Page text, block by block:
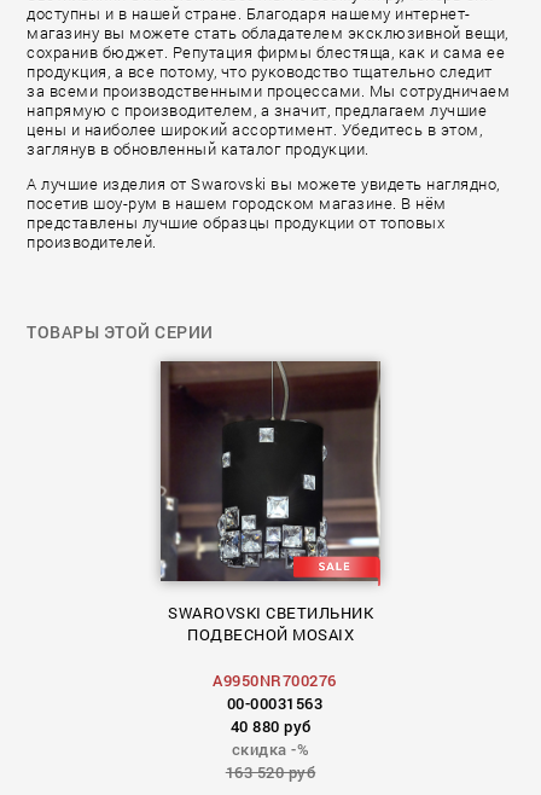
доступны и в нашей стране. Благодаря нашему интернет-
магазину вы можете стать обладателем эксклюзивной вещи,
сохранив бюджет. Репутация фирмы блестяща, как и сама ее
продукция, а все потому, что руководство тщательно следит
за всеми производственными процессами. Мы сотрудничаем
напрямую с производителем, а значит, предлагаем лучшие
цены и наиболее широкий ассортимент. Убедитесь в этом,
заглянув в обновленный каталог продукции.
А лучшие изделия от Swarovski вы можете увидеть наглядно,
посетив шоу-рум в нашем городском магазине. В нём
представлены лучшие образцы продукции от топовых
производителей.
ТОВАРЫ ЭТОЙ СЕРИИ
SWAROVSKI СВЕТИЛЬНИК
ПОДВЕСНОЙ MOSAIX
A9950NR700276
00-00031563
40 880 руб
скидка -%
163 520 руб